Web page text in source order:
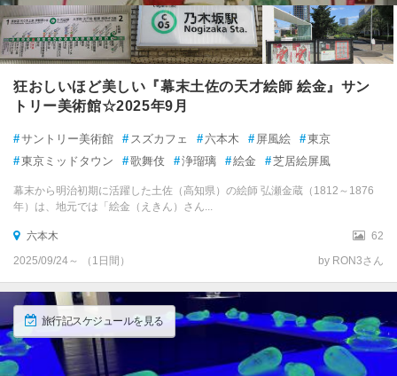
狂おしいほど美しい『幕末土佐の天才絵師 絵金』サン
トリー美術館☆2025年9月
#サントリー美術館 # スズカフェ # 六本木 # 屏風絵 #東京
#東京ミッドタウン #歌舞伎 #浄瑠璃 #絵金 #芝居絵屏風
幕末から明治初期に活躍した土佐（高知県）の絵師 弘瀬金蔵（1812～1876
年）は、地元では「絵金（えきん）さん...
六本木
62
2025/09/24～ （1日間）
by RON3さん
旅行記スケジュールを見る